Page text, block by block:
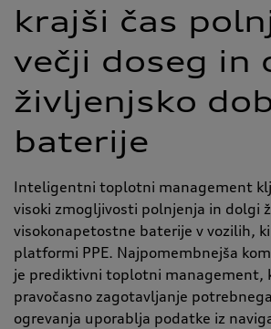
krajši čas
večji doseg in
življenjsko
baterije
Inteligentni toplotni management
visoki zmogljivosti polnjenja in dolgi
visokonapetostne baterije v vozilih,
platformi PPE. Najpomembnejša
je prediktivni toplotni management,
pravočasno zagotavljanje
ogrevanja uporablja podatke iz